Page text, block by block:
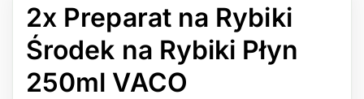
2x Preparat na Rybiki
Środek na Rybiki Płyn
250ml VACO